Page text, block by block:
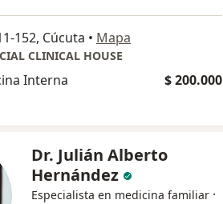
152, Cúcuta • Mapa
CLINICAL HOUSE
Interna $ 200.000
Dr. Julián Alberto
Hernández
Especialista en medicina familiar ·